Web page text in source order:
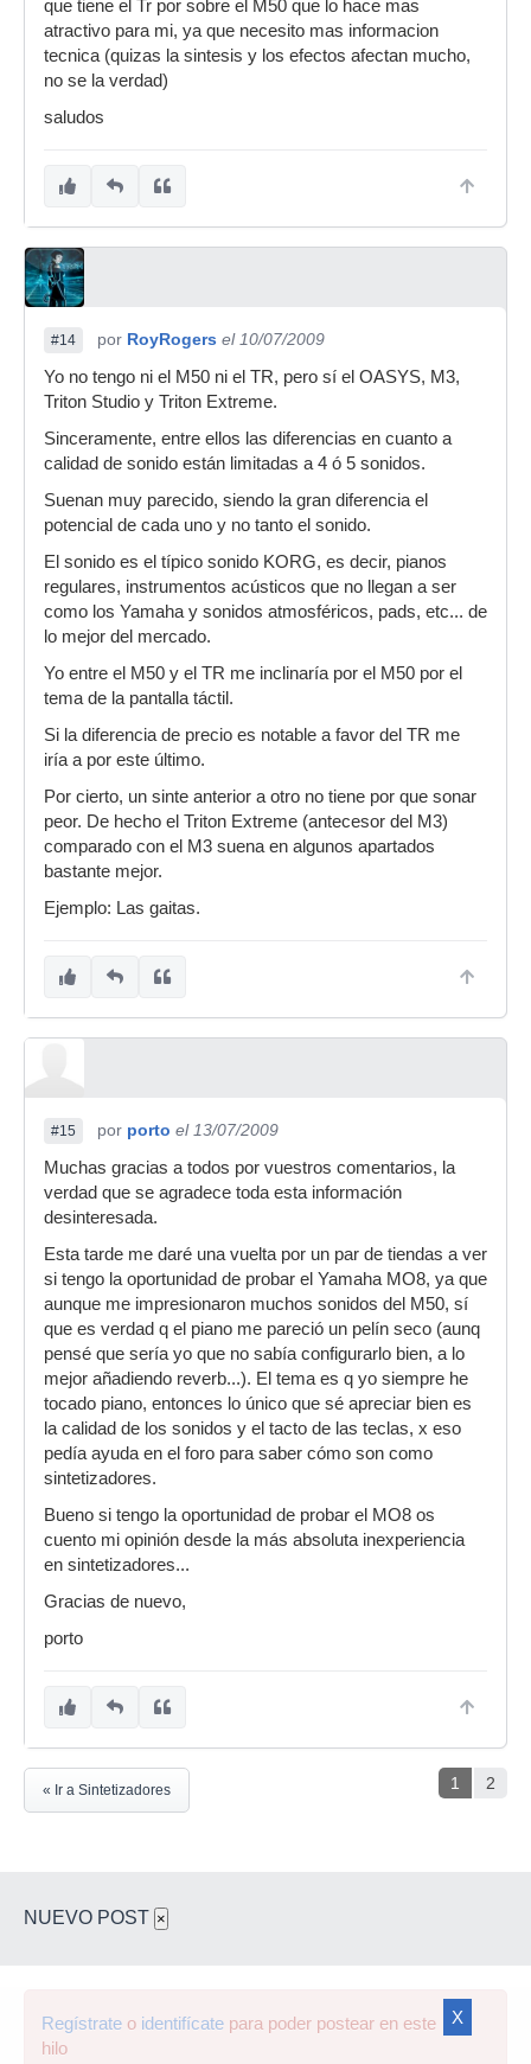
que tiene el Tr por sobre el M50 que lo hace mas
atractivo para mi, ya que necesito mas informacion
tecnica (quizas la sintesis y los efectos afectan mucho,
no se la verdad)
saludos
#14 por RoyRogers el 10/07/2009
Yo no tengo ni el M50 ni el TR, pero sí el OASYS, M3,
Triton Studio y Triton Extreme.
Sinceramente, entre ellos las diferencias en cuanto a
calidad de sonido están limitadas a 4 ó 5 sonidos.
Suenan muy parecido, siendo la gran diferencia el
potencial de cada uno y no tanto el sonido.
El sonido es el típico sonido KORG, es decir, pianos
regulares, instrumentos acústicos que no llegan a ser
como los Yamaha y sonidos atmosféricos, pads, etc... de
lo mejor del mercado.
Yo entre el M50 y el TR me inclinaría por el M50 por el
tema de la pantalla táctil.
Si la diferencia de precio es notable a favor del TR me
iría a por este último.
Por cierto, un sinte anterior a otro no tiene por que sonar
peor. De hecho el Triton Extreme (antecesor del M3)
comparado con el M3 suena en algunos apartados
bastante mejor.
Ejemplo: Las gaitas.
#15 por porto el 13/07/2009
Muchas gracias a todos por vuestros comentarios, la
verdad que se agradece toda esta información
desinteresada.
Esta tarde me daré una vuelta por un par de tiendas a ver
si tengo la oportunidad de probar el Yamaha MO8, ya que
aunque me impresionaron muchos sonidos del M50, sí
que es verdad q el piano me pareció un pelín seco (aunq
pensé que sería yo que no sabía configurarlo bien, a lo
mejor añadiendo reverb...). El tema es q yo siempre he
tocado piano, entonces lo único que sé apreciar bien es
la calidad de los sonidos y el tacto de las teclas, x eso
pedía ayuda en el foro para saber cómo son como
sintetizadores.
Bueno si tengo la oportunidad de probar el MO8 os
cuento mi opinión desde la más absoluta inexperiencia
en sintetizadores...
Gracias de nuevo,
porto
1 2
« Ir a Sintetizadores
NUEVO POST ×
Regístrate o identifícate para poder postear en este
hilo
X